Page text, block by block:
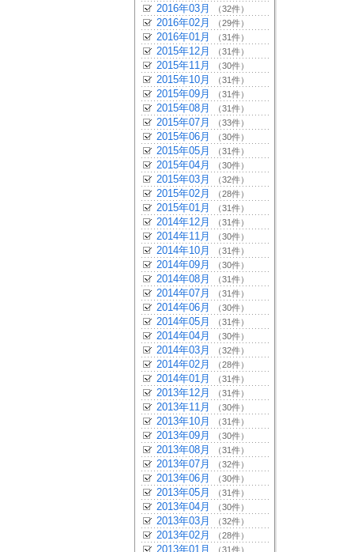
2016年03月 （32件）
2016年02月 （29件）
2016年01月 （31件）
2015年12月 （31件）
2015年11月 （30件）
2015年10月 （31件）
2015年09月 （31件）
2015年08月 （31件）
2015年07月 （33件）
2015年06月 （30件）
2015年05月 （31件）
2015年04月 （30件）
2015年03月 （32件）
2015年02月 （28件）
2015年01月 （31件）
2014年12月 （31件）
2014年11月 （30件）
2014年10月 （31件）
2014年09月 （30件）
2014年08月 （31件）
2014年07月 （31件）
2014年06月 （30件）
2014年05月 （31件）
2014年04月 （30件）
2014年03月 （32件）
2014年02月 （28件）
2014年01月 （31件）
2013年12月 （31件）
2013年11月 （30件）
2013年10月 （31件）
2013年09月 （30件）
2013年08月 （31件）
2013年07月 （32件）
2013年06月 （30件）
2013年05月 （31件）
2013年04月 （30件）
2013年03月 （32件）
2013年02月 （28件）
2013年01月 （31件）